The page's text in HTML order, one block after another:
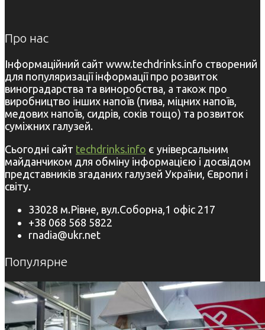
Про нас
Інформаційний сайт www.techdrinks.info створений
для популяризації інформації про розвиток
виноградарства та виноробства, а також про
виробництво інших напоїв (пива, міцних напоїв,
медових напоїв, сидрів, соків тощо) та розвиток
суміжних галузей.
Сьогодні сайт techdrinks.info є універсальним
майданчиком для обміну інформацією і досвідом
представників згаданих галузей України, Європи і
світу.
33028 м.Рівне, вул.Соборна,1 офіс 217
+38 068 568 5822
rnadia@ukr.net
Популярне